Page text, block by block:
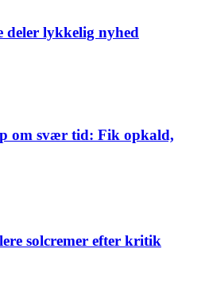
deler lykkelig nyhed
om svær tid: Fik opkald,
solcremer efter kritik